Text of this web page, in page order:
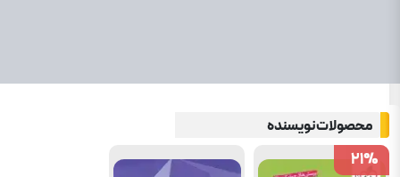
محصولات نویسنده
21%
21%